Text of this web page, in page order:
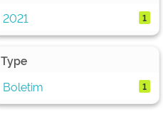
2021
1
Type
Boletim
1